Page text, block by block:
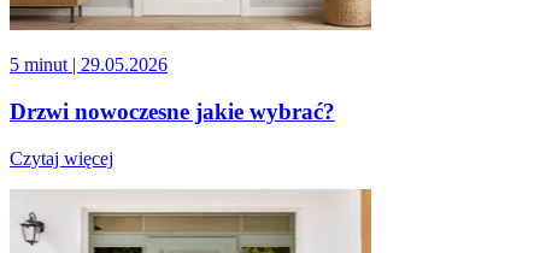
5 minut | 29.05.2026
Drzwi nowoczesne jakie wybrać?
Czytaj więcej